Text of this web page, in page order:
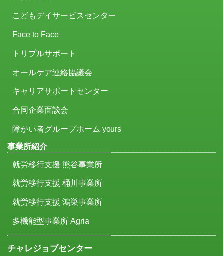
こどもデイサービスセンター
Face to Face
トリプルサポート
オールケア連絡協議会
キャリアサポートセンター
合同企業面談会
障がい者グループホーム yours
事業所紹介
就労移行支援 熊谷事業所
就労移行支援 桶川事業所
就労移行支援 鴻巣事業所
多機能型事業所 Agria
チャレジョブセンター